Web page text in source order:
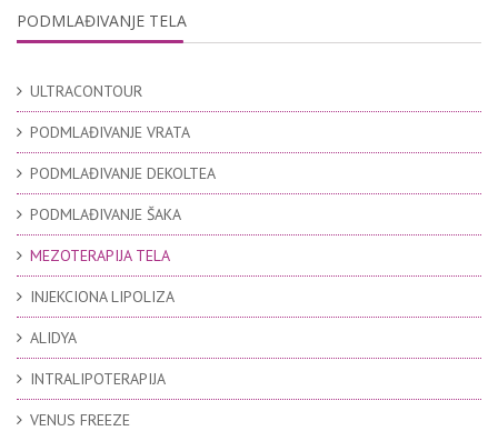
PODMLAĐIVANJE TELA
ULTRACONTOUR
PODMLAĐIVANJE VRATA
PODMLAĐIVANJE DEKOLTEA
PODMLAĐIVANJE ŠAKA
MEZOTERAPIJA TELA
INJEKCIONA LIPOLIZA
ALIDYA
INTRALIPOTERAPIJA
VENUS FREEZE